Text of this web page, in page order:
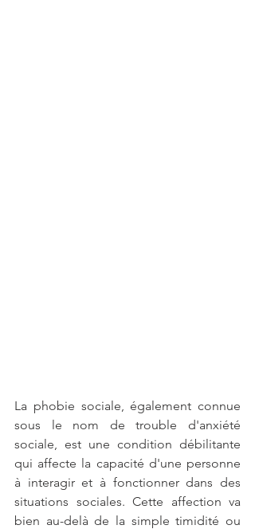
La phobie sociale, également connue
sous le nom de trouble d'anxiété
sociale, est une condition débilitante
qui affecte la capacité d'une personne
à interagir et à fonctionner dans des
situations sociales. Cette affection va
bien au-delà de la simple timidité ou